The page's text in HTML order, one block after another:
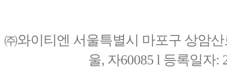
㈜와이티엔 서울특별시 마포구 상암
울, 자60085 l 등록일자: